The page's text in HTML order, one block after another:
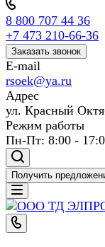
8 800 707 44 36
+7 473 210-66-36
Заказать звонок
E-mail
rsoek@ya.ru
Адрес
ул. Красный
Режим работы
Пн-Пт: 8:00 -
Получить